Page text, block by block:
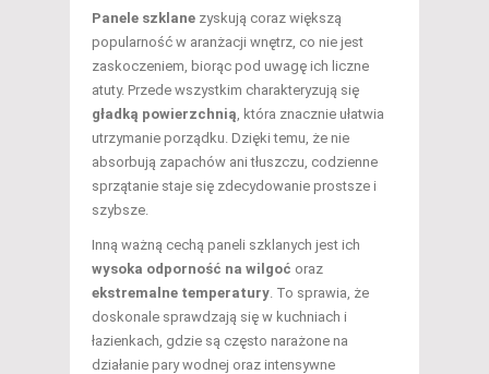
Panele szklane zyskują coraz większą
popularność w aranżacji wnętrz, co nie jest
zaskoczeniem, biorąc pod uwagę ich liczne
atuty. Przede wszystkim charakteryzują się
gładką powierzchnią , która znacznie ułatwia
utrzymanie porządku. Dzięki temu, że nie
absorbują zapachów ani tłuszczu, codzienne
sprzątanie staje się zdecydowanie prostsze i
szybsze.
Inną ważną cechą paneli szklanych jest ich
wysoka odporność na wilgoć oraz
ekstremalne temperatury . To sprawia, że
doskonale sprawdzają się w kuchniach i
łazienkach, gdzie są często narażone na
działanie pary wodnej oraz intensywne